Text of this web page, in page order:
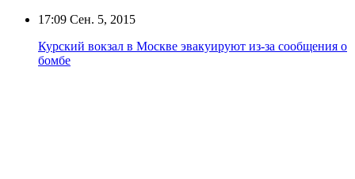
17:09 Сен. 5, 2015
Курский вокзал в Москве эвакуируют из-за сообщения о
бомбе